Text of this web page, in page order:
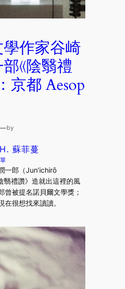
作家谷崎
《陰翳禮
京都 Aesop
by
蘇菲蔓
一郎（Jun’ichirō
翳禮讚》造就出這裡的風
曾被提名諾貝爾文學獎；
在很想找來讀讀。